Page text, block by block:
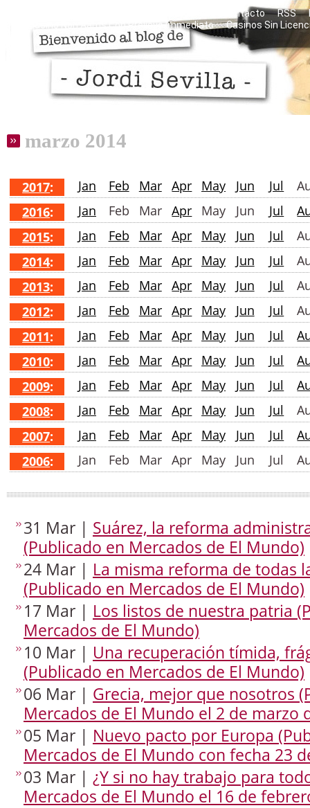
Contacto RSS
Casino Non Aams Con Prelievo Immediato
Casinos Sin
marzo 2014
2017: Jan Feb Mar Apr May Jun Jul
2016: Jan Feb Mar Apr May Jun Jul
2015: Jan Feb Mar Apr May Jun Jul
2014: Jan Feb Mar Apr May Jun Jul
2013: Jan Feb Mar Apr May Jun Jul
2012: Jan Feb Mar Apr May Jun Jul
2011: Jan Feb Mar Apr May Jun Jul
2010: Jan Feb Mar Apr May Jun Jul
2009: Jan Feb Mar Apr May Jun Jul
2008: Jan Feb Mar Apr May Jun Jul
2007: Jan Feb Mar Apr May Jun Jul
2006: Jan Feb Mar Apr May Jun Jul
31 Mar | Suárez, la reforma
(Publicado en Mercados de El Mundo)
24 Mar | La misma reforma de todas
(Publicado en Mercados de El Mundo)
17 Mar | Los listos de nuestra patria
Mercados de El Mundo)
10 Mar | Una recuperación tímida,
(Publicado en Mercados de El Mundo)
06 Mar | Grecia, mejor que nosotros
Mercados de El Mundo el 2 de marzo
05 Mar | Nuevo pacto por Europa
Mercados de El Mundo con fecha 23
03 Mar | ¿Y si no hay trabajo para
Mercados de El Mundo el 16 de